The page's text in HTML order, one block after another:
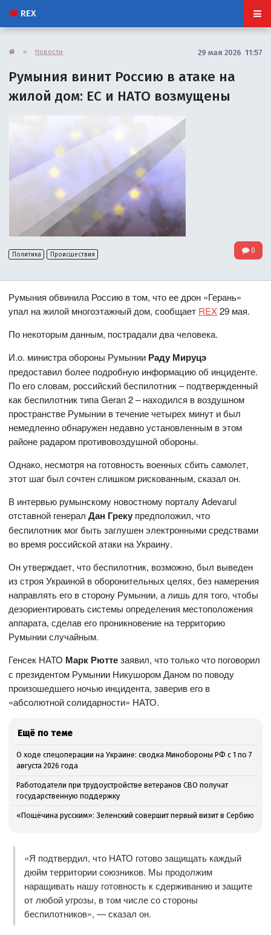
REX
» Новости 29 мая 2026 11:57
Румыния винит Россию в атаке на
жилой дом: ЕС и НАТО возмущены
Политика Происшествия 0
Румыния обвинила Россию в том, что ее дрон «Герань»
упал на жилой многоэтажный дом, сообщает REX29 мая.
По некоторым данным, пострадали два человека.
И.о. министра обороны Румынии Раду Мируцэ
предоставил более подробную информацию об инциденте.
По его словам, российский беспилотник – подтвержденный
как беспилотник типа Geran 2 – находился в воздушном
пространстве Румынии в течение четырех минут и был
немедленно обнаружен недавно установленным в этом
районе радаром противовоздушной обороны.
Однако, несмотря на готовность военных сбить самолет,
этот шаг был сочтен слишком рискованным, сказал он.
В интервью румынскому новостному порталу Adevarul
отставной генерал Дан Греку предположил, что
беспилотник мог быть заглушен электронными средствами
во время российской атаки на Украину.
Он утверждает, что беспилотник, возможно, был выведен
из строя Украиной в оборонительных целях, без намерения
направлять его в сторону Румынии, а лишь для того, чтобы
дезориентировать системы определения местоположения
аппарата, сделав его проникновение на территорию
Румынии случайным.
Генсек НАТО Марк Рюттезаявил, что только что поговорил
с президентом Румынии Никушором Даном по поводу
произошедшего ночью инцидента, заверив его в
«абсолютной солидарности» НАТО.
Ещё по теме
О ходе спецоперации на Украине: сводка Минобороны РФ с 1 по 7
августа 2026 года
Работодатели при трудоустройстве ветеранов СВО получат
государственную поддержку
«Пощёчина русским»: Зеленский совершит первый визит в Сербию
«Я подтвердил, что НАТО готово защищать каждый
дюйм территории союзников. Мы продолжим
наращивать нашу готовность к сдерживанию и защите
от любой угрозы, в том числе со стороны
беспилотников», — сказал он.